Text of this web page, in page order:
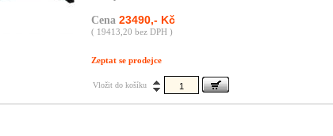
Cena 23490,- Kč
( 19413,20 bez DPH )
Zeptat se prodejce
Vložit do košíku